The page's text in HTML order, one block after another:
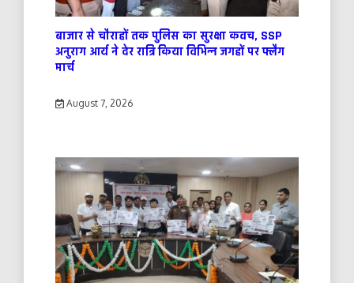
बाजार से चौराहों तक पुलिस का सुरक्षा कवच, SSP
अनुराग आर्य ने देर रात्रि किया विभिन्न जगहों पर फ्लैग
मार्च
August 7, 2026